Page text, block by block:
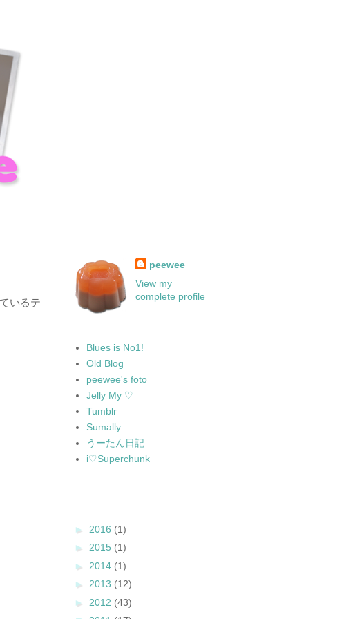
いるテ
peewee
View my
complete profile
Blues is No1!
Old Blog
peewee's foto
Jelly My ♡
Tumblr
Sumally
うーたん日記
i♡Superchunk
► 2016 (1)
► 2015 (1)
► 2014 (1)
► 2013 (12)
► 2012 (43)